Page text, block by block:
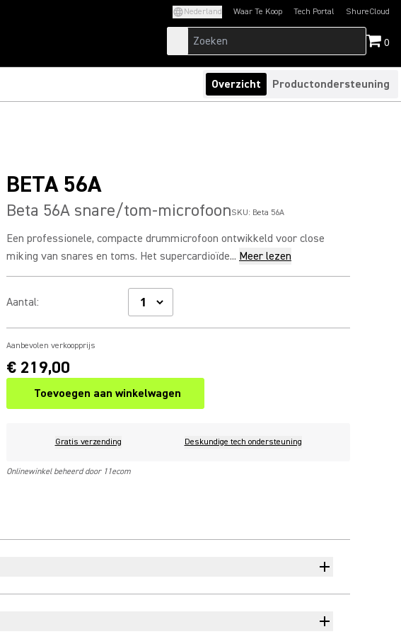
Nederland Waar Te Koop Tech Portal
(Opens in a new tab)ShureCloud
(Opens in a new
0
Overzicht Productondersteuning
BETA 56A
Beta 56A snare/tom-microfoonSKU: Beta 56A
Een professionele, compacte drummicrofoon ontwikkeld voor close
miking van snares en toms. Het supercardioïde... Meer lezen
Aantal:
Aanbevolen verkoopprijs
€ 219,00
Toevoegen aan winkelwagen
Gratis verzending Deskundige tech ondersteuning
Onlinewinkel beheerd door 11ecom